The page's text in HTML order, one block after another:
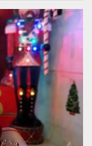
seguridad
basada en la
dirección IP del
visitante. Es
esencial para
apoyar las
funciones de
seguridad de un
sitio web y
proporcionar
protección
contra visitantes
maliciosos.
Sesión
Se utiliza en
sitios creados
con Wordpress.